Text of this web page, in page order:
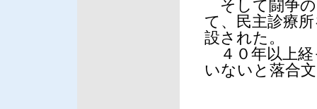
そして闘争の
て、民主診療
設された。
４０年以上経
いないと落合